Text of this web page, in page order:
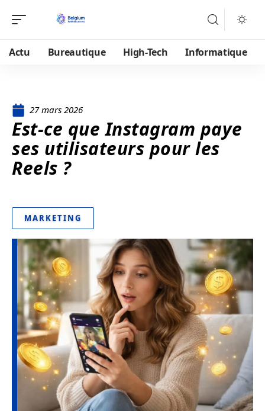
Actu Bureautique High-Tech Informatique
27 mars 2026
Est-ce que Instagram paye
ses utilisateurs pour les
Reels ?
MARKETING